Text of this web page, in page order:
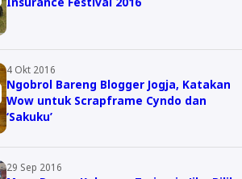
4 Okt 2016
Ngobrol Bareng Blogger Jogja, Katakan
Wow untuk Scrapframe Cyndo dan
‘Sakuku’
29 Sep 2016